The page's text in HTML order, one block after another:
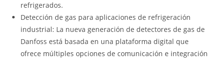
refrigerados.
Detección de gas para aplicaciones de refrigeración
industrial: La nueva generación de detectores de gas de
Danfoss está basada en una plataforma digital que
ofrece múltiples opciones de comunicación e integración